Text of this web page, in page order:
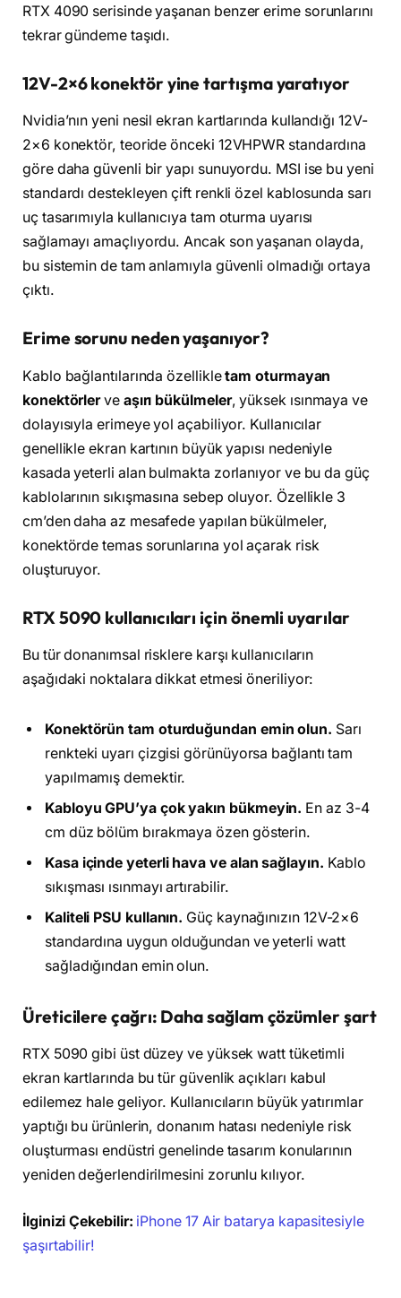
RTX 4090 serisinde yaşanan benzer erime sorunlarını
tekrar gündeme taşıdı.
12V-2×6 konektör yine tartışma yaratıyor
Nvidia’nın yeni nesil ekran kartlarında kullandığı 12V-
2×6 konektör, teoride önceki 12VHPWR standardına
göre daha güvenli bir yapı sunuyordu. MSI ise bu yeni
standardı destekleyen çift renkli özel kablosunda sarı
uç tasarımıyla kullanıcıya tam oturma uyarısı
sağlamayı amaçlıyordu. Ancak son yaşanan olayda,
bu sistemin de tam anlamıyla güvenli olmadığı ortaya
çıktı.
Erime sorunu neden yaşanıyor?
Kablo bağlantılarında özellikletam oturmayan
konektörlerve aşırı bükülmeler, yüksek ısınmaya ve
dolayısıyla erimeye yol açabiliyor. Kullanıcılar
genellikle ekran kartının büyük yapısı nedeniyle
kasada yeterli alan bulmakta zorlanıyor ve bu da güç
kablolarının sıkışmasına sebep oluyor. Özellikle 3
cm’den daha az mesafede yapılan bükülmeler,
konektörde temas sorunlarına yol açarak risk
oluşturuyor.
RTX 5090 kullanıcıları için önemli uyarılar
Bu tür donanımsal risklere karşı kullanıcıların
aşağıdaki noktalara dikkat etmesi öneriliyor:
Konektörün tam oturduğundan emin olun. Sarı
renkteki uyarı çizgisi görünüyorsa bağlantı tam
yapılmamış demektir.
Kabloyu GPU’ya çok yakın bükmeyin. En az 3-4
cm düz bölüm bırakmaya özen gösterin.
Kasa içinde yeterli hava ve alan sağlayın. Kablo
sıkışması ısınmayı artırabilir.
Kaliteli PSU kullanın. Güç kaynağınızın 12V-2×6
standardına uygun olduğundan ve yeterli watt
sağladığından emin olun.
Üreticilere çağrı: Daha sağlam çözümler şart
RTX 5090 gibi üst düzey ve yüksek watt tüketimli
ekran kartlarında bu tür güvenlik açıkları kabul
edilemez hale geliyor. Kullanıcıların büyük yatırımlar
yaptığı bu ürünlerin, donanım hatası nedeniyle risk
oluşturması endüstri genelinde tasarım konularının
yeniden değerlendirilmesini zorunlu kılıyor.
İlginizi Çekebilir: iPhone 17 Air batarya kapasitesiyle
şaşırtabilir!